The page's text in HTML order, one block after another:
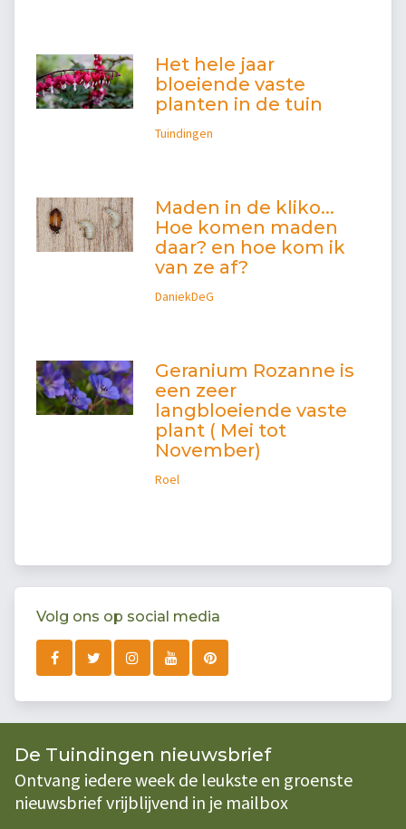
Het hele jaar
bloeiende vaste
planten in de tuin
Tuindingen
Maden in de kliko...
Hoe komen maden
daar? en hoe kom ik
van ze af?
DaniekDeG
Geranium Rozanne is
een zeer
langbloeiende vaste
plant ( Mei tot
November)
Roel
Volg ons op social media
De Tuindingen nieuwsbrief
Ontvang iedere week de leukste en groenste
nieuwsbrief vrijblijvend in je mailbox